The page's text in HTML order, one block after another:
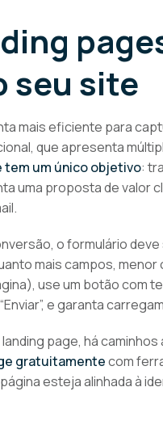
seu site
mais eficiente para
que apresenta
tem um único objetivo:
uma proposta de valor
o formulário
mais campos,
use um botão com
e garanta
page, há
gratuitamentecom
esteja alinhada à